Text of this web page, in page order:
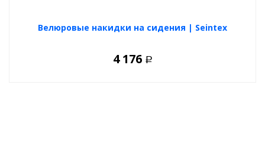
Велюровые накидки на сидения | Seintex
4 176 Р